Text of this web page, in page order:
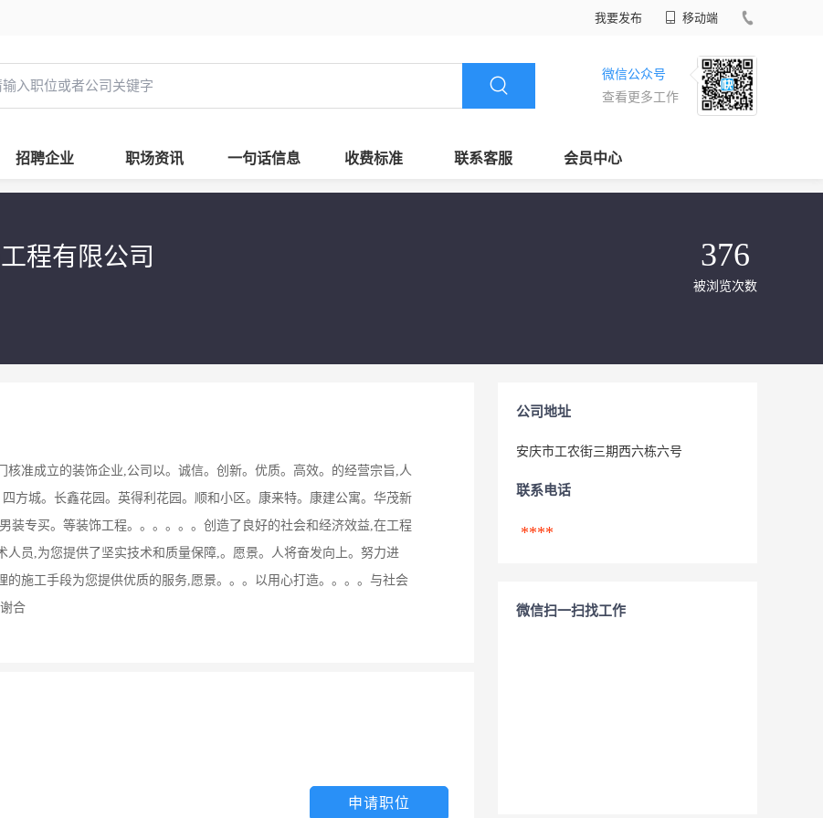
我要发布 移动端
微信公众号
查看更多工作
招聘企业 职场资讯 一句话信息 收费标准 联系客服 会员中心
程有限公司 376
被浏览次数
准成立的装饰企业,公司以。诚信。创新。优质。高效。的经营宗旨,人
方城。长鑫花园。英得利花园。顺和小区。康来特。康建公寓。华茂新
装专买。等装饰工程。。。。。。创造了良好的社会和经济效益,在工程
员,为您提供了坚实技术和质量保障,。愿景。人将奋发向上。努力进
施工手段为您提供优质的服务,愿景。。。以用心打造。。。。与社会
合
申请职位
公司地址
安庆市工农街三期西六栋六号
联系电话
****
微信扫一扫找工作